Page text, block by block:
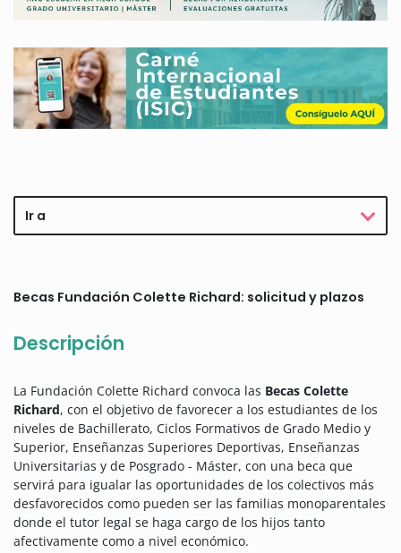
Ir a
Becas Fundación Colette Richard: solicitud y plazos
Descripción
La Fundación Colette Richard convoca las Becas Colette
Richard, con el objetivo de favorecer a los estudiantes de los
niveles de Bachillerato, Ciclos Formativos de Grado Medio y
Superior, Enseñanzas Superiores Deportivas, Enseñanzas
Universitarias y de Posgrado - Máster, con una beca que
servirá para igualar las oportunidades de los colectivos más
desfavorecidos como pueden ser las familias monoparentales
donde el tutor legal se haga cargo de los hijos tanto
afectivamente como a nivel económico.